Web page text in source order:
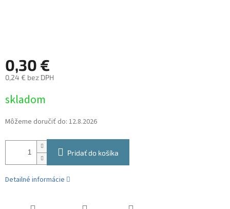
0,30 €
0,24 € bez DPH
cena:
skladom
Môžeme doručiť do: 12.8.2026
Pridať do košíka
Detailné informácie